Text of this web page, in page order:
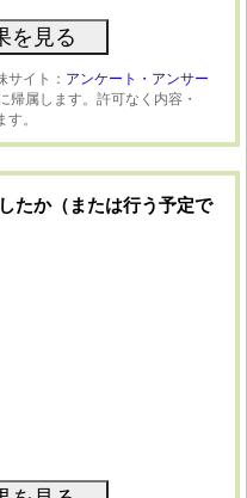
サイト： アンケート・アンサー
帰属します。許可なく内容・
。
たか（または行う予定で